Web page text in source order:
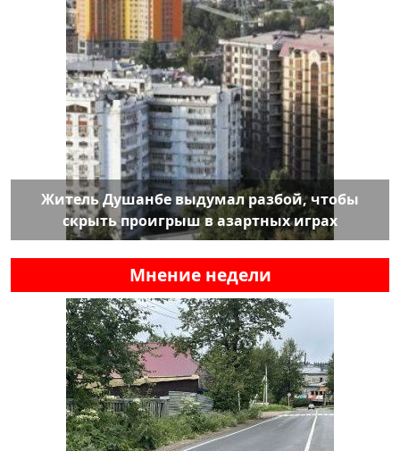
Житель Душанбе выдумал разбой, чтобы
скрыть проигрыш в азартных играх
Мнение недели